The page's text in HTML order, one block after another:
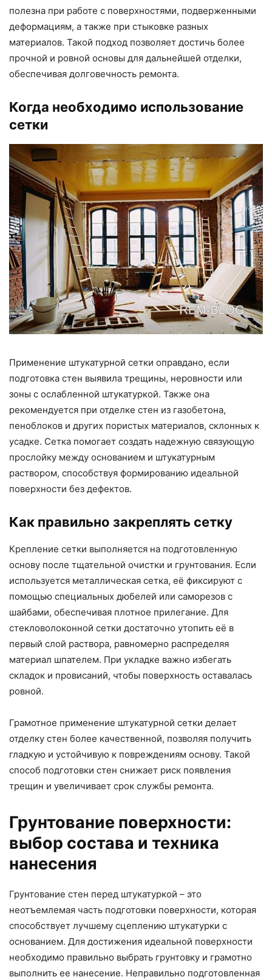
полезна при работе с поверхностями, подверженными
деформациям, а также при стыковке разных
материалов. Такой подход позволяет достичь более
прочной и ровной основы для дальнейшей отделки,
обеспечивая долговечность ремонта.
Когда необходимо использование
сетки
Применение штукатурной сетки оправдано, если
подготовка стен выявила трещины, неровности или
зоны с ослабленной штукатуркой. Также она
рекомендуется при отделке стен из газобетона,
пеноблоков и других пористых материалов, склонных к
усадке. Сетка помогает создать надежную связующую
прослойку между основанием и штукатурным
раствором, способствуя формированию идеальной
поверхности без дефектов.
Как правильно закреплять сетку
Крепление сетки выполняется на подготовленную
основу после тщательной очистки и грунтования. Если
используется металлическая сетка, её фиксируют с
помощью специальных дюбелей или саморезов с
шайбами, обеспечивая плотное прилегание. Для
стекловолоконной сетки достаточно утопить её в
первый слой раствора, равномерно распределяя
материал шпателем. При укладке важно избегать
складок и провисаний, чтобы поверхность оставалась
ровной.
Грамотное применение штукатурной сетки делает
отделку стен более качественной, позволяя получить
гладкую и устойчивую к повреждениям основу. Такой
способ подготовки стен снижает риск появления
трещин и увеличивает срок службы ремонта.
Грунтование поверхности:
выбор состава и техника
нанесения
Грунтование стен перед штукатуркой – это
неотъемлемая часть подготовки поверхности, которая
способствует лучшему сцеплению штукатурки с
основанием. Для достижения идеальной поверхности
необходимо правильно выбрать грунтовку и грамотно
выполнить ее нанесение. Неправильно подготовленная